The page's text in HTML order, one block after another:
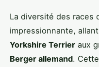
La diversité des races
impressionnante,
Yorkshire Terrier aux
Berger allemand.